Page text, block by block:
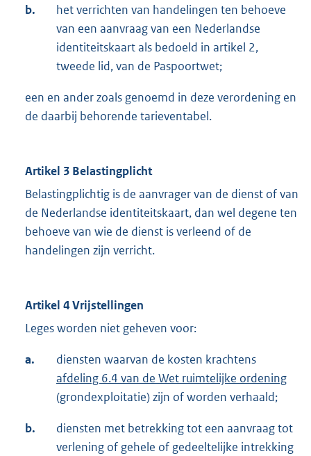
b.
het verrichten van handelingen ten behoeve
van een aanvraag van een Nederlandse
identiteitskaart als bedoeld in artikel 2,
tweede lid, van de Paspoortwet;
een en ander zoals genoemd in deze verordening en
de daarbij behorende tarieventabel.
Artikel 3 Belastingplicht
Belastingplichtig is de aanvrager van de dienst of van
de Nederlandse identiteitskaart, dan wel degene ten
behoeve van wie de dienst is verleend of de
handelingen zijn verricht.
Artikel 4 Vrijstellingen
Leges worden niet geheven voor:
a.
diensten waarvan de kosten krachtens
afdeling 6.4 van de Wet ruimtelijke ordening
(grondexploitatie) zijn of worden verhaald;
b.
diensten met betrekking tot een aanvraag tot
verlening of gehele of gedeeltelijke intrekking